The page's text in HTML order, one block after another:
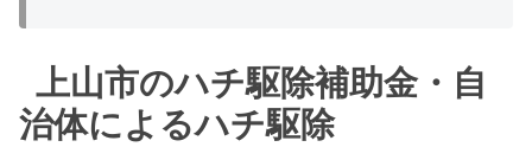
上山市のハチ駆除補助金・自
治体によるハチ駆除